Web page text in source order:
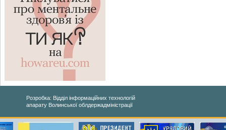
Розробка: Відділ інформаційних технологій
апарату Волинської облдержадміністрації